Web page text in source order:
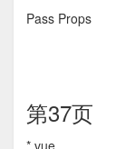
Pass Props
第37页
*.vue